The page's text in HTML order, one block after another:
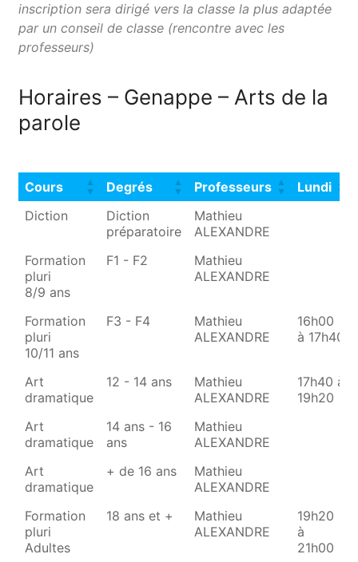
inscription sera dirigé vers la classe la plus adaptée
par un conseil de classe (rencontre avec les
professeurs)
Horaires – Genappe – Arts de la
parole
Cours Degrés Professeurs Lundi
Cours
Degrés Professeurs
Diction
Diction
préparatoire
Mathieu
ALEXANDRE
Formation
pluri
8/9 ans
F1 - F2
Mathieu
ALEXANDRE
Formation
pluri
10/11 ans
F3 - F4
Mathieu
ALEXANDRE
16h00
à 17h40
Art
dramatique
12 - 14 ans
Mathieu
ALEXANDRE
17h40 à
19h20
Art
dramatique
14 ans - 16
ans
Mathieu
ALEXANDRE
Art
dramatique
+ de 16 ans
Mathieu
ALEXANDRE
Formation
pluri
Adultes
18 ans et +
Mathieu
ALEXANDRE
19h20
à
21h00